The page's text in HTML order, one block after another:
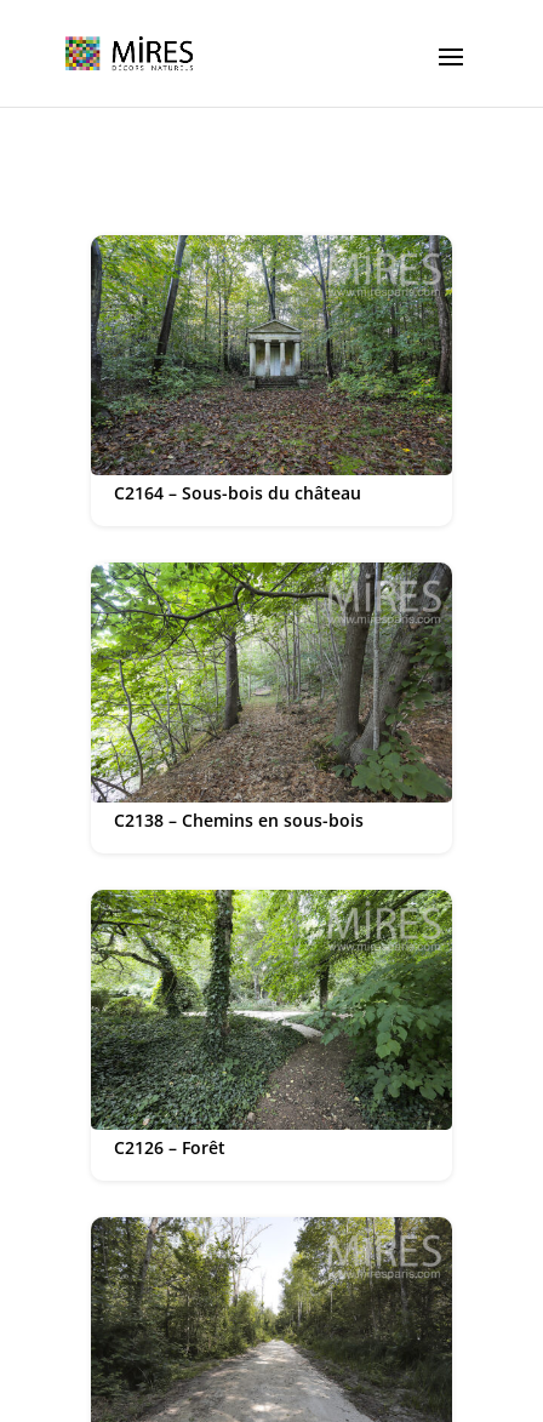
C2164 – Sous-bois du château
C2138 – Chemins en sous-bois
C2126 – Forêt